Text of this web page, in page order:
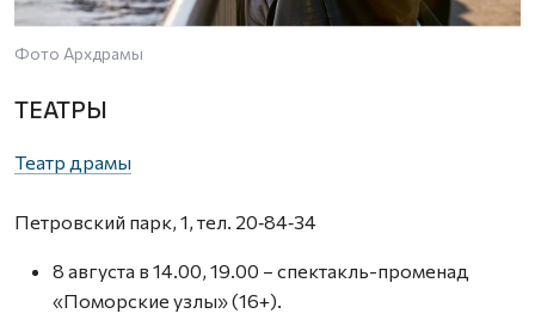
Фото Архдрамы
ТЕАТРЫ
Театр драмы
Петровский парк, 1, тел. 20‑84‑34
8 августа в 14.00, 19.00 – спектакль-променад
«Поморские узлы» (16+).